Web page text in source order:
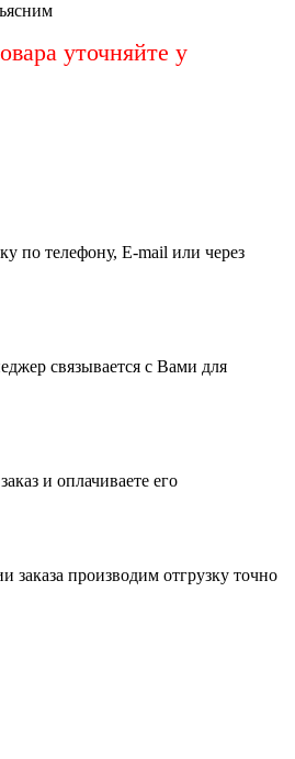
уточняйте у
по телефону, E-mail или через
связывается с Вами для
и оплачиваете его
заказа производим отгрузку точно